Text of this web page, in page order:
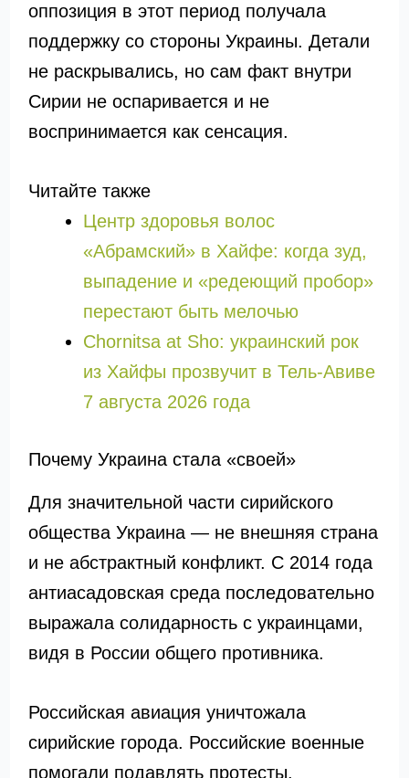
оппозиция в этот период получала
поддержку со стороны Украины. Детали
не раскрывались, но сам факт внутри
Сирии не оспаривается и не
воспринимается как сенсация.
Читайте также
Центр здоровья волос
«Абрaмский» в Хайфе: когда зуд,
выпадение и «редеющий пробор»
перестают быть мелочью
Chornitsa at Sho: украинский рок
из Хайфы прозвучит в Тель-Авиве
7 августа 2026 года
Почему Украина стала «своей»
Для значительной части сирийского
общества Украина — не внешняя страна
и не абстрактный конфликт. С 2014 года
антиасадовская среда последовательно
выражала солидарность с украинцами,
видя в России общего противника.
Российская авиация уничтожала
сирийские города. Российские военные
помогали подавлять протесты.